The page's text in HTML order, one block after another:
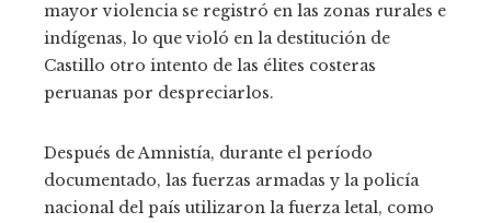
mayor violencia se registró en las zonas rurales e
indígenas, lo que violó en la destitución de
Castillo otro intento de las élites costeras
peruanas por despreciarlos.
Después de Amnistía, durante el período
documentado, las fuerzas armadas y la policía
nacional del país utilizaron la fuerza letal, como